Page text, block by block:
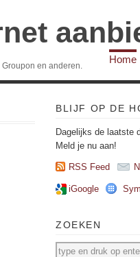
en anderen.
Home
BLIJF OP DE
Dagelijks de laatste
Meld je nu aan!
RSS Feed
iGoogle
ZOEKEN